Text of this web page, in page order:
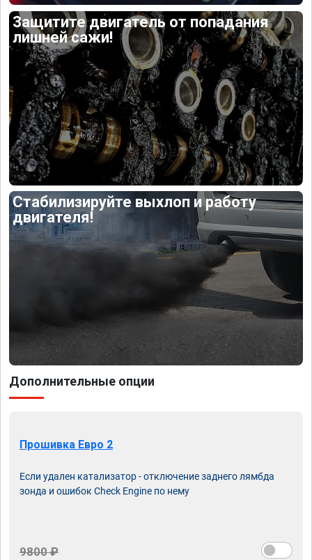
Защитите двигатель от попадания
лишней сажи!
Стабилизируйте выхлоп и работу
двигателя!
Дополнительные опции
Прошивка Евро 2
Если удален катализатор - отключение заднего лямбда
зонда и ошибок Check Engine по нему
9800 ₽